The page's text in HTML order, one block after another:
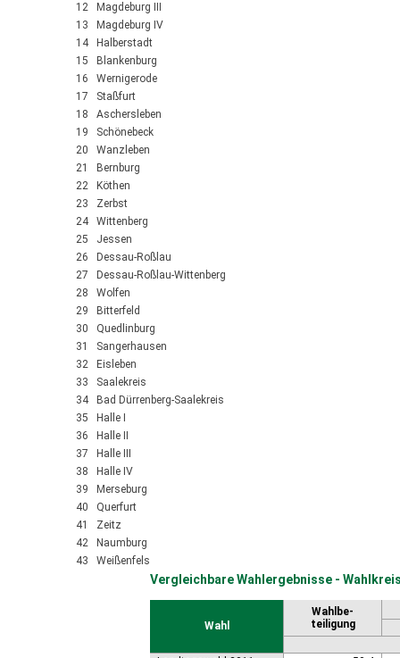
12 Magdeburg III
13 Magdeburg IV
14 Halberstadt
15 Blankenburg
16 Wernigerode
17 Staßfurt
18 Aschersleben
19 Schönebeck
20 Wanzleben
21 Bernburg
22 Köthen
23 Zerbst
24 Wittenberg
25 Jessen
26 Dessau-Roßlau
27 Dessau-Roßlau-Wittenberg
28 Wolfen
29 Bitterfeld
30 Quedlinburg
31 Sangerhausen
32 Eisleben
33 Saalekreis
34 Bad Dürrenberg-Saalekreis
35 Halle I
36 Halle II
37 Halle III
38 Halle IV
39 Merseburg
40 Querfurt
41 Zeitz
42 Naumburg
43 Weißenfels
Vergleichbare Wahlergebnisse -
Wahl
Wahlbe-
teiligung